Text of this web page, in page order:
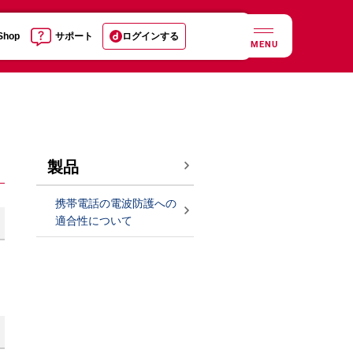
サポート ログインする
MENU
製品
携帯電話の電波防護への
適合性について